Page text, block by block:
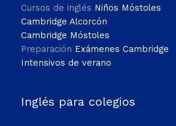
Cursos de inglés Niños Móstoles
Cambridge Alcorcón
Cambridge Móstoles
Preparación Exámenes Cambridge
Intensivos de verano
Inglés para colegios